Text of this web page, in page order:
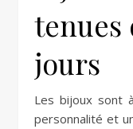
tenues
jours
Les bijoux sont
personnalité et